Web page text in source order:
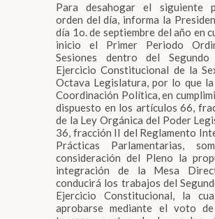
Para desahogar el siguiente
orden del día, informa la
día 1o. de septiembre del año en
inicio el Primer Periodo
Sesiones dentro del
Ejercicio Constitucional de la
Octava Legislatura, por lo que
Coordinación Política, en
dispuesto en los artículos 66,
de la Ley Orgánica del Poder
36, fracción II del Reglamento
Prácticas Parlamentarias,
consideración del Pleno la
integración de la Mesa
conducirá los trabajos del
Ejercicio Constitucional, la
aprobarse mediante el voto